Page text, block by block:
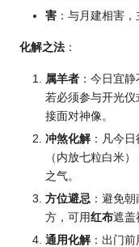
害 ：与月建相害，
化解之法 ：
属羊者 ：今日宜
若必须参与开光
接面对神像。
冲煞化解：凡今日
（内放七粒白米
之气。
方位避忌 ：避免
方，可用红布遮盖
通用化解：出门前